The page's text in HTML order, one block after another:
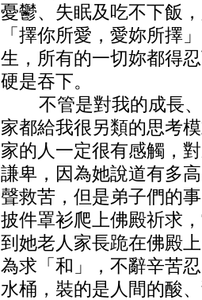
憂鬱、失眠及吃不下飯
「擇你所愛，愛妳所擇
生，所有的一切妳都得
硬是吞下。
不管是對我的成長、
家都給我很另類的思考
家的人一定很有感觸，
謙卑，因為她說道有多
聲救苦，但是弟子們的
披件罩衫爬上佛殿祈求
到她老人家長跪在佛殿
為求「和」，不辭辛苦
水桶，裝的是人間的酸